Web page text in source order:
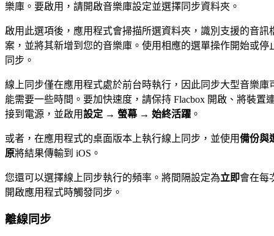
樂庫。要啟用，請開啟音樂庫設定並選擇同步資料夾。
啟用此選項後，應用程式會掃描所選資料夾，識別支援的音訊
案，並將其新增到您的音樂庫。使用相應的選單操作開始或停
同步。
線上同步僅在應用程式處於前台時執行，因此同步大型音樂庫
能需要一些時間。要加快速度，請保持 Flacbox 開啟、將裝置
接到電源，並啟用設定 → 螢幕 → 始終活躍 。
或者，在應用程式的桌面版本上執行線上同步，並使用備份與
原將結果傳輸到 iOS。
您還可以選擇線上同步執行的頻率。將間隔設定為立即會在每
開啟應用程式時觸發同步。
離線同步